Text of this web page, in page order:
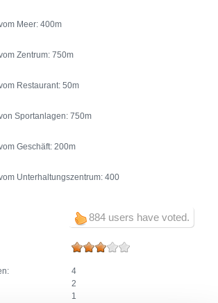
Meer: 400
Zentrum: 750
Restaurant: 50
Sportanlagen: 750
Geschäft: 200
Unterhaltungszentrum: 400
884 users have voted.
4
2
1